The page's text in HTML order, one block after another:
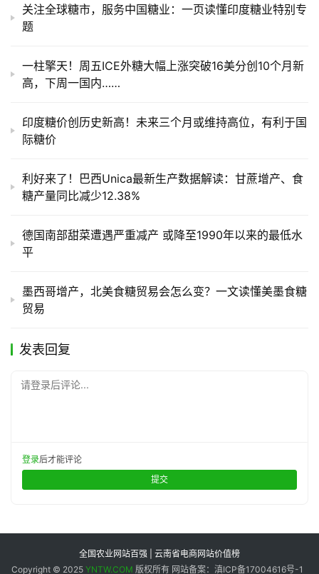
关注全球糖市，服务中国糖业：一页读懂印度糖业特别专
题
一柱擎天！周五ICE外糖大幅上涨突破16美分创10个月新
高，下周一国内……
印度糖价创历史新高！未来三个月或维持高位，有利于国
际糖价
利好来了！巴西Unica最新生产数据解读：甘蔗增产、食
糖产量同比减少12.38%
德国南部甜菜遭遇严重减产 或降至1990年以来的最低水
平
墨西哥增产，北美食糖贸易会怎么变？一文读懂美墨食糖
贸易
发表回复
请登录后评论...
登录后才能评论
提交
全国农业网站百强 | 云南省电商网站价值榜
Copyright © 2025 YNTW.COM 版权所有 网站备案：滇ICP备17004616号-1